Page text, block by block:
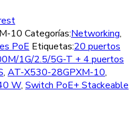
10 Categorías:Networking,
PoE Etiquetas:20 puertos
1G/2.5/5G-T + 4 puertos
, AT-X530-28GPXM-10,
W, Switch PoE+ Stackeable